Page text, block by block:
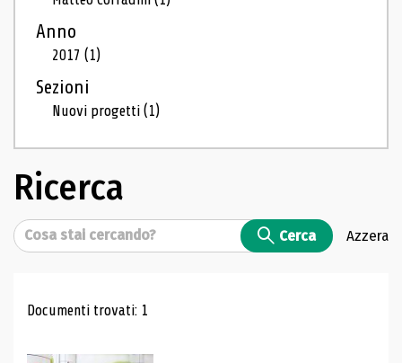
Anno
2017(1)
Sezioni
Nuovi progetti(1)
Ricerca
Cerca Cerca Azzera
Risultati di ricerca
Documenti trovati: 1